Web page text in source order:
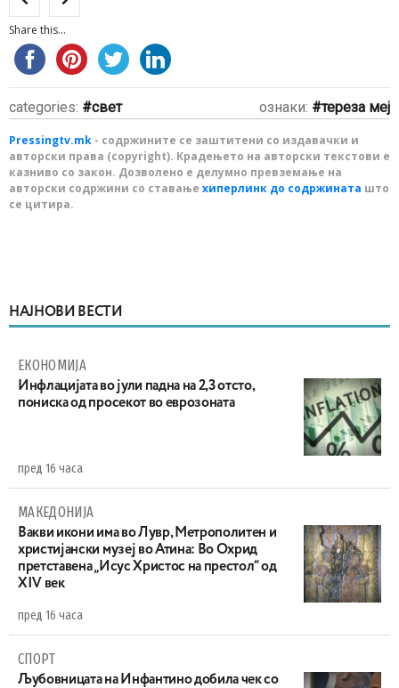
Share this...
categories: свет ознаки: тереза меј
Pressingtv.mk - содржините се заштитени со издавачки и
авторски права (copyright). Крадењето на авторски текстови е
казниво со закон. Дозволено е делумно превземање на
авторски содржини со ставање хиперлинк до содржината што
се цитира.
НАЈНОВИ ВЕСТИ
ЕКОНОМИЈА
Инфлацијата во јули падна на 2,3 отсто,
пониска од просекот во еврозоната
пред 16 часа
МАКЕДОНИЈА
Вакви икони има во Лувр, Метрополитен и
христијански музеј во Атина: Во Охрид
претставена „Исус Христос на престол“ од
XIV век
пред 16 часа
СПОРТ
Љубовницата на Инфантино добила чек со